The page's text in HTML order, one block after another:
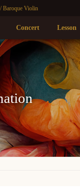
Baroque Violin
Concert Lesson